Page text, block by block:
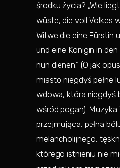
środku życia? „Wie
wüste, die voll Volkes
Witwe die eine Fürstin
und eine Königin in
nun dienen.” (O jak
miasto niegdyś pełne
wdowa, która niegdyś
wśród pogan). Muzyka
przejmująca, pełna
melancholijnego,
którego istnieniu nie